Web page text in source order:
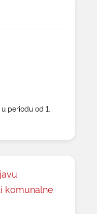
periodu od 1.
komunalne